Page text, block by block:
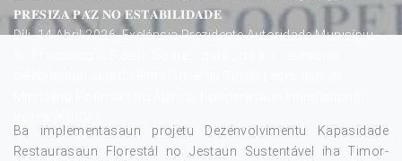
𝐏𝐑𝐄𝐒𝐈𝐙𝐀 𝐏𝐀́𝐙 𝐍𝐎 𝐄𝐒𝐓𝐀𝐁𝐈𝐋𝐈𝐃𝐀𝐃𝐄
Díli, 14 Abril 2026, Exelénsia Prezidente Autoridade Munisípiu
Ba implementasaun projetu Dezenvolvimentu Kapasidade
Restaurasaun Florestál no Jestaun Sustentável iha Timor-